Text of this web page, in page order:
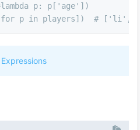
lambda p: p[ 'age' ])
for p in players]) # ['li',